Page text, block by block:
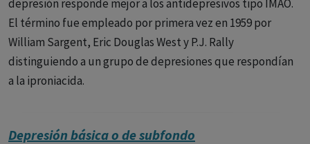
depresión responde mejor a los antidepresivos tipo IMAO.
El término fue empleado por primera vez en 1959 por
William Sargent, Eric Douglas West y P.J. Rally
distinguiendo a un grupo de depresiones que respondían
a la iproniacida.
Depresión básica o de subfondo